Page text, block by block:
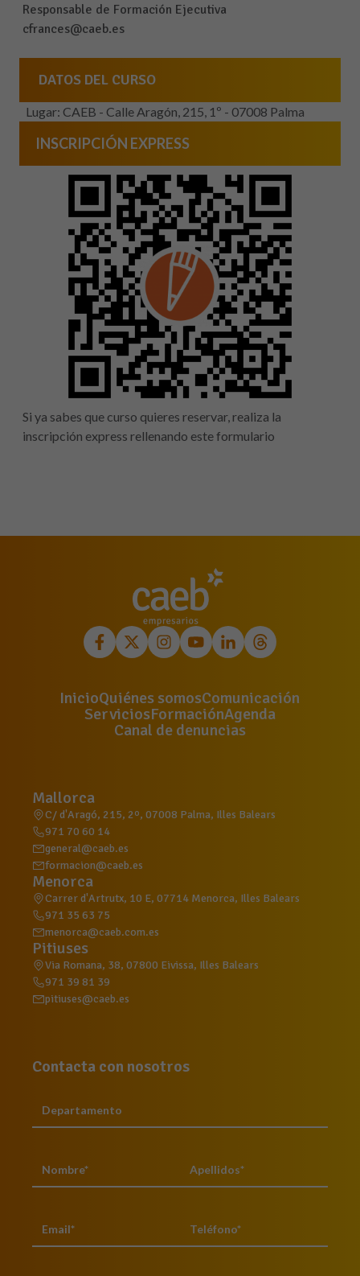
Responsable de Formación Ejecutiva
cfrances@caeb.es
DATOS DEL CURSO
Lugar: CAEB - Calle Aragón, 215, 1º - 07008 Palma
INSCRIPCIÓN EXPRESS
Si ya sabes que curso quieres reservar, realiza la
inscripción express rellenando este formulario
InicioQuiénes somosComunicación
ServiciosFormaciónAgenda
Canal de denuncias
Mallorca
C/ d'Aragó, 215, 2º, 07008 Palma, Illes Balears
971 70 60 14
general@caeb.es
formacion@caeb.es
Menorca
Carrer d'Artrutx, 10 E, 07714 Menorca, Illes Balears
971 35 63 75
menorca@caeb.com.es
Pitiuses
Via Romana, 38, 07800 Eivissa, Illes Balears
971 39 81 39
pitiuses@caeb.es
Contacta con nosotros